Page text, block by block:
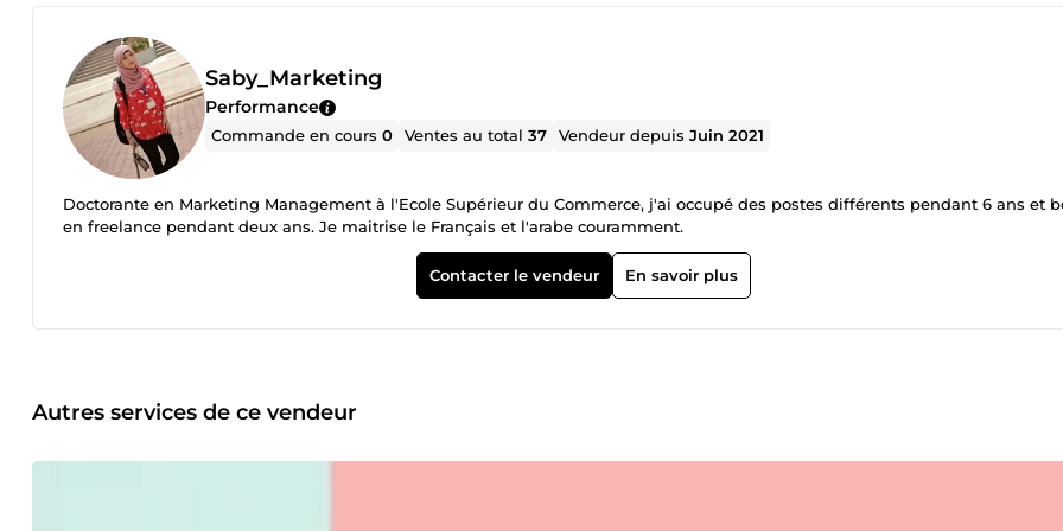
Saby_Marketing
Performance
Commande en cours0 Ventes au total37 Vendeur depuisJuin 2021
Doctorante en Marketing Management à l'Ecole Supérieur du Commerce, j'ai occupé des postes différents pendant 6 ans et
en freelance pendant deux ans. Je maitrise le Français et l'arabe couramment.
Contacter le vendeur En savoir plus
Autres services de ce vendeur